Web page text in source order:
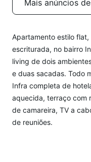
Mais anúncios
Apartamento estilo
escriturada, no bairro
living de dois
e duas sacadas. Todo
Infra completa de
aquecida, terraço com
de camareira, TV a
de reuniões.